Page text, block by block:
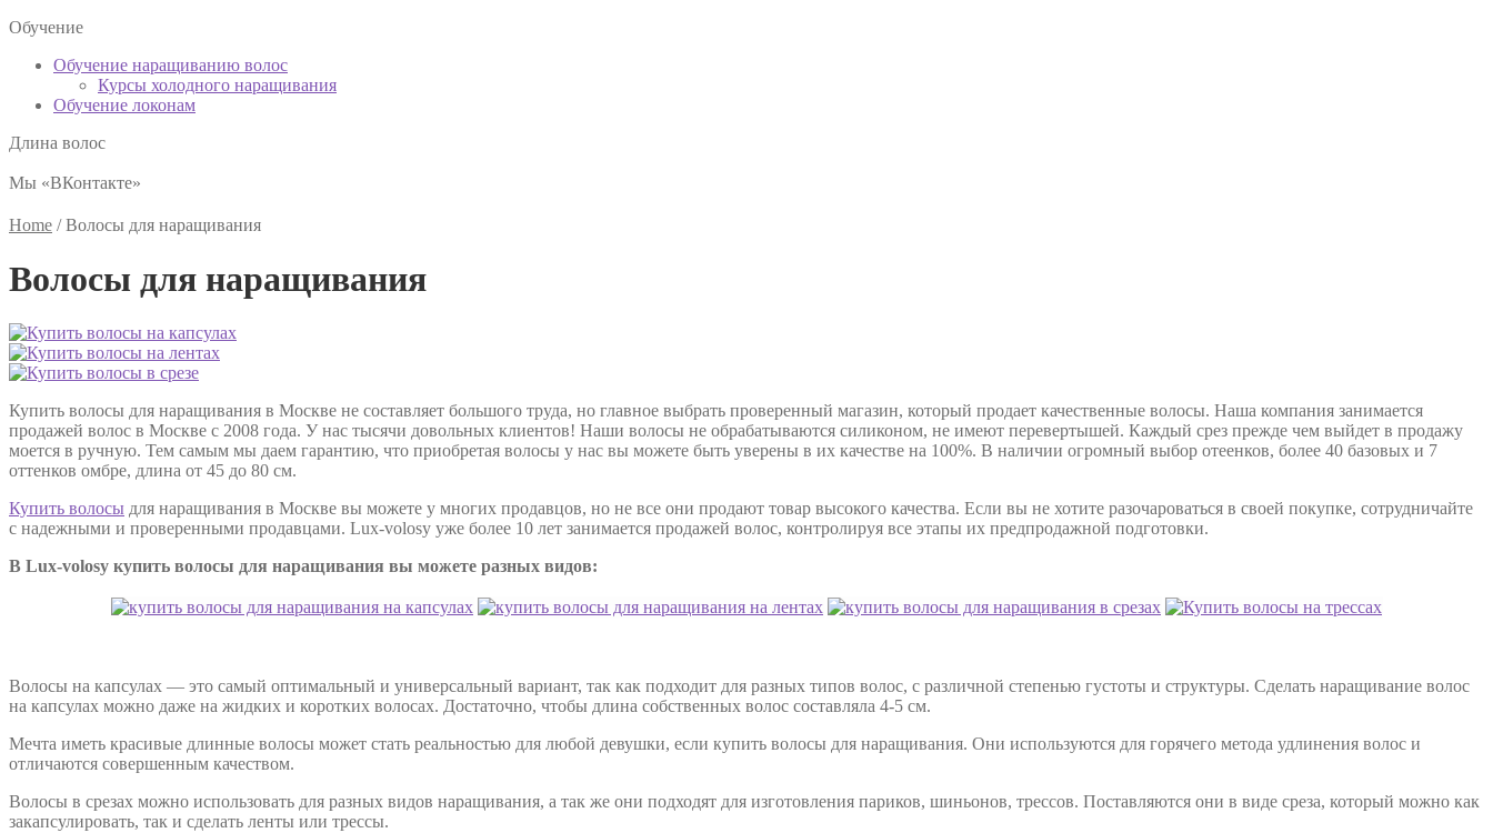
Обучение
Обучение наращиванию волос
Курсы холодного наращивания
Обучение локонам
Длина волос
Мы «ВКонтакте»
Home /Волосы для наращивания
Волосы для наращивания
Купить волосы для наращивания в Москве не составляет большого труда, но главное выбрать проверенный магазин, который продает качественные волосы. Наша компания занимается
продажей волос в Москве с 2008 года. У нас тысячи довольных клиентов! Наши волосы не обрабатываются силиконом, не имеют перевертышей. Каждый срез прежде чем выйдет в продажу
моется в ручную. Тем самым мы даем гарантию, что приобретая волосы у нас вы можете быть уверены в их качестве на 100%. В наличии огромный выбор отеенков, более 40 базовых и 7
оттенков омбре, длина от 45 до 80 см.
Купить волосы для наращивания в Москве вы можете у многих продавцов, но не все они продают товар высокого качества. Если вы не хотите разочароваться в своей покупке, сотрудничайте
с надежными и проверенными продавцами. Lux-volosy уже более 10 лет занимается продажей волос, контролируя все этапы их предпродажной подготовки.
В Lux-volosy купить волосы для наращивания вы можете разных видов:
Волосы на капсулах — это самый оптимальный и универсальный вариант, так как подходит для разных типов волос, с различной степенью густоты и структуры. Сделать наращивание волос
на капсулах можно даже на жидких и коротких волосах. Достаточно, чтобы длина собственных волос составляла 4-5 см.
Мечта иметь красивые длинные волосы может стать реальностью для любой девушки, если купить волосы для наращивания. Они используются для горячего метода удлинения волос и
отличаются совершенным качеством.
Волосы в срезах можно использовать для разных видов наращивания, а так же они подходят для изготовления париков, шиньонов, трессов. Поставляются они в виде среза, который можно как
закапсулировать, так и сделать ленты или трессы.